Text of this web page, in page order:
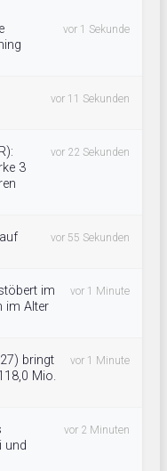
vor 1 Sekunde
vor 11 Sekunden
3
vor 22 Sekunden
vor 55 Sekunden
im
im Alter
vor 1 Minute
bringt
Mio.
vor 1 Minute
und
vor 2 Minuten